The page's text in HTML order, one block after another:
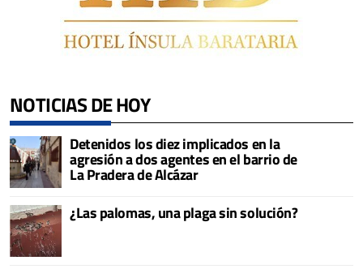
NOTICIAS DE HOY
Detenidos los diez implicados en la
agresión a dos agentes en el barrio de
La Pradera de Alcázar
¿Las palomas, una plaga sin solución?